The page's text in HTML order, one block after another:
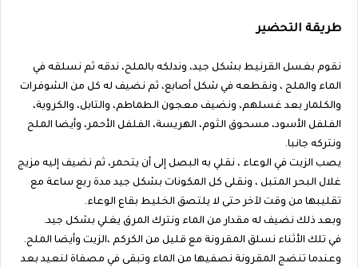
طريقة التحضير
نقوم بغسل القرنيط بشكل جيد، وندلكه بالملح، ندقه ثم نسلقه في
الماء والملح ، ونقطعه في شكل أصابع، ثم نضيف له كل من الشوفرات
والكلمار بعد غسلهم، ونضيف معجون الطماطم، والتابل، والكروية،
الفلفل الأسود، مسحوق الثوم، الهريسة، الفلفل الأحمر، وأيضا الملح
ونتركه جانبا.
يصب الزيت في الوعاء ، نقلي به البصل إلى أن يتحمر، ثم نضيف إليه مزيج
غلال البحر المتبل ، ونقلى كل المكونات بشكل جيد مدة ربع ساعة مع
تقليبها من وقت لآخر حتى لا يلتصق الخليط بقاع الوعاء.
وبعد ذلك نضيف له مقدار من الماء ونترك المرق يغلي بشكل جيد.
في تلك الأثناء نسلق المقرونة مع قليل من الكركم ،الزيت وأيضا الملح.
وعندما تنضج المقرونة نصفيها من الماء وتبقى في مصفاة لنعيد بعد